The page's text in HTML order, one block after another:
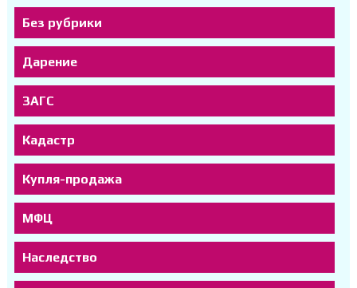
Без рубрики
Дарение
ЗАГС
Кадастр
Купля-продажа
МФЦ
Наследство